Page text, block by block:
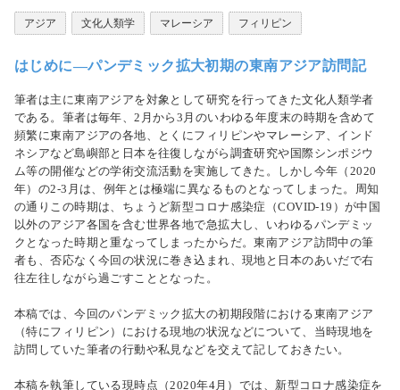
アジア 文化人類学 マレーシア フィリピン
はじめに―パンデミック拡大初期の東南アジア訪問記
筆者は主に東南アジアを対象として研究を行ってきた文化人類学者
である。筆者は毎年、2月から3月のいわゆる年度末の時期を含めて
頻繁に東南アジアの各地、とくにフィリピンやマレーシア、インド
ネシアなど島嶼部と日本を往復しながら調査研究や国際シンポジウ
ム等の開催などの学術交流活動を実施してきた。しかし今年（2020
年）の2-3月は、例年とは極端に異なるものとなってしまった。周知
の通りこの時期は、ちょうど新型コロナ感染症（COVID-19）が中国
以外のアジア各国を含む世界各地で急拡大し、いわゆるパンデミッ
クとなった時期と重なってしまったからだ。東南アジア訪問中の筆
者も、否応なく今回の状況に巻き込まれ、現地と日本のあいだで右
往左往しながら過ごすこととなった。
本稿では、今回のパンデミック拡大の初期段階における東南アジア
（特にフィリピン）における現地の状況などについて、当時現地を
訪問していた筆者の行動や私見などを交えて記しておきたい。
本稿を執筆している現時点（2020年4月）では、新型コロナ感染症を